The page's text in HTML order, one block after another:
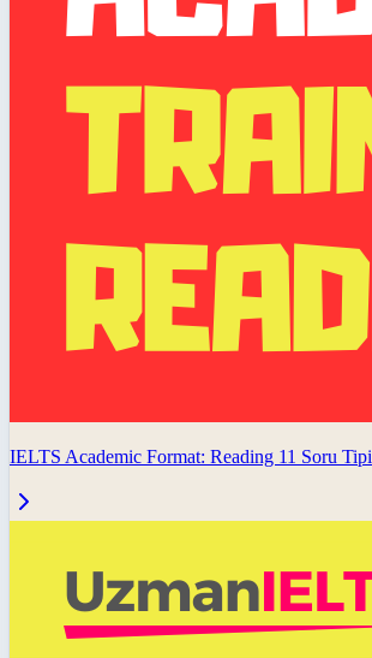
IELTS Academic Format: Reading 11 Soru Tipi